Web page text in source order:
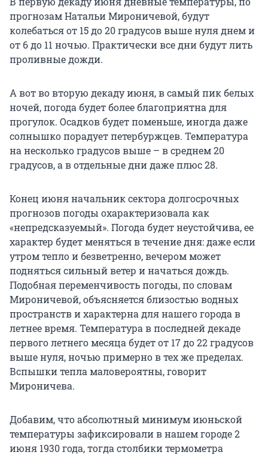
прогнозам Натальи Мироничевой, будут
колебаться от 15 до 20 градусов выше нуля днем и
от 6 до 11 ночью. Практически все дни будут лить
проливные дожди.
А вот во вторую декаду июня, в самый пик белых
ночей, погода будет более благоприятна для
прогулок. Осадков будет поменьше, иногда даже
солнышко порадует петербуржцев. Температура
на несколько градусов выше – в среднем 20
градусов, а в отдельные дни даже плюс 28.
Конец июня начальник сектора долгосрочных
прогнозов погоды охарактеризовала как
«непредсказуемый». Погода будет неустойчива, ее
характер будет меняться в течение дня: даже если
утром тепло и безветренно, вечером может
подняться сильный ветер и начаться дождь.
Подобная переменчивость погоды, по словам
Мироничевой, объясняется близостью водных
пространств и характерна для нашего города в
летнее время. Температура в последней декаде
первого летнего месяца будет от 17 до 22 градусов
выше нуля, ночью примерно в тех же пределах.
Вспышки тепла маловероятны, говорит
Мироничева.
Добавим, что абсолютный минимум июньской
температуры зафиксировали в нашем городе 2
июня 1930 года, тогда столбики термометра